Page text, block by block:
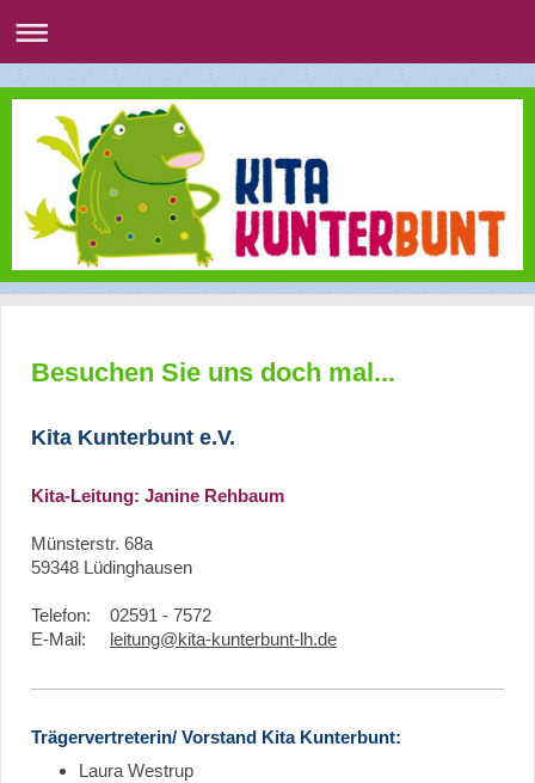
Besuchen Sie uns doch mal...
Kita Kunterbunt e.V.
Kita-Leitung: Janine Rehbaum
Münsterstr. 68a
59348 Lüdinghausen
Telefon: 02591 - 7572
E-Mail: leitung@kita-kunterbunt-lh.de
Trägervertreterin/ Vorstand Kita Kunterbunt:
Laura Westrup